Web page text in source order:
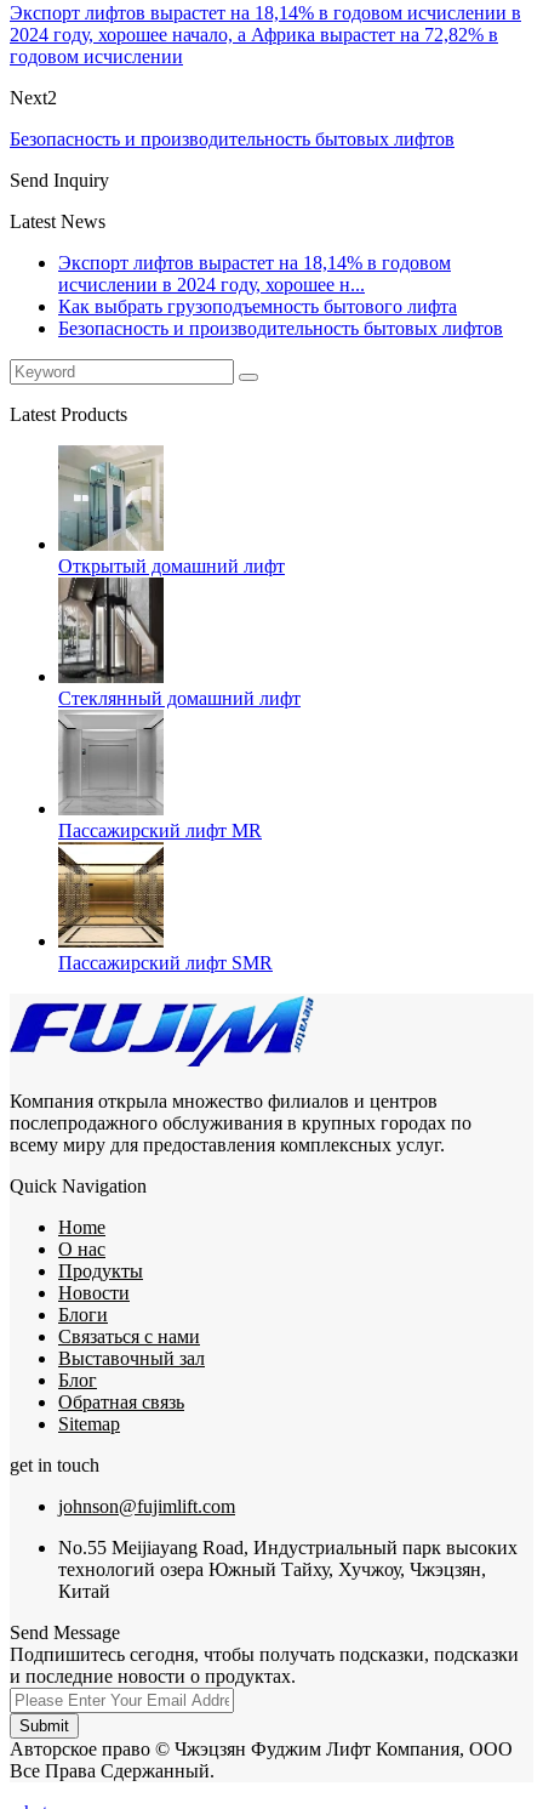
Экспорт лифтов вырастет на 18,14% в годовом исчислении в
2024 году, хорошее начало, а Африка вырастет на 72,82% в
годовом исчислении
Next2
Безопасность и производительность бытовых лифтов
Send Inquiry
Latest News
Экспорт лифтов вырастет на 18,14% в годовом
исчислении в 2024 году, хорошее н...
Как выбрать грузоподъемность бытового лифта
Безопасность и производительность бытовых лифтов
Latest Products
Открытый домашний лифт
Стеклянный домашний лифт
Пассажирский лифт MR
Пассажирский лифт SMR
Компания открыла множество филиалов и центров
послепродажного обслуживания в крупных городах по
всему миру для предоставления комплексных услуг.
Quick Navigation
Home
О нас
Продукты
Новости
Блоги
Связаться с нами
Выставочный зал
Блог
Обратная связь
Sitemap
get in touch
johnson@fujimlift.com
No.55 Meijiayang Road, Индустриальный парк высоких
технологий озера Южный Тайху, Хучжоу, Чжэцзян,
Китай
Send Message
Подпишитесь сегодня, чтобы получать подсказки, подсказки
и последние новости о продуктах.
Submit
Авторское право © Чжэцзян Фуджим Лифт Компания, ООО
Все Права Сдержанный.